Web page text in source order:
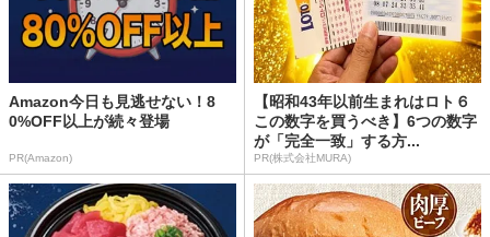
Amazon今日も見逃せない！8
0%OFF以上が続々登場
PR(Amazon)
【昭和43年以前生まれはロト６
この数字を買うべき】6つの数字
が「完全一致」する方...
PR(株式会社MURA)